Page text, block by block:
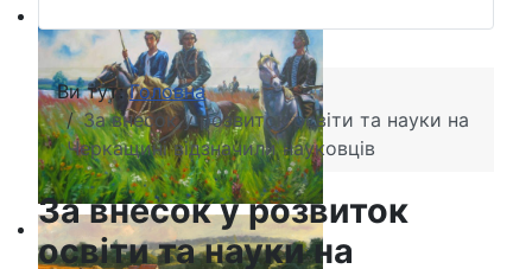
Ви тут:Головна
За внесок у розвиток освіти та науки на
Черкащині відзначили науковців
За внесок у розвиток
освіти та науки на